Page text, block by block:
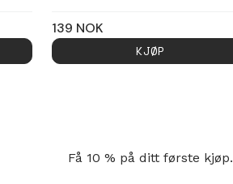
139 NOK
KJØP
Få 10 % på ditt første kjøp.